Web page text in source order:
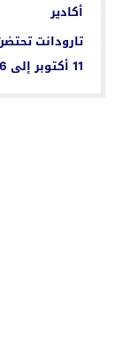
أكادير
تارودانت
11 أكتوبر إلى 26 نونبر 2023